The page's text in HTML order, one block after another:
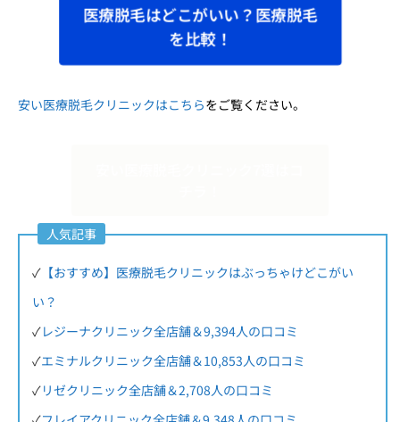
医療脱毛はどこがいい？医療脱毛
を比較！
安い医療脱毛クリニックはこちらをご覧ください。
人気記事
✓ 【おすすめ】医療脱毛クリニックはぶっちゃけどこがい
い？
✓レジーナクリニック全店舗＆9,394人の口コミ
✓エミナルクリニック全店舗＆10,853人の口コミ
✓リゼクリニック全店舗＆2,708人の口コミ